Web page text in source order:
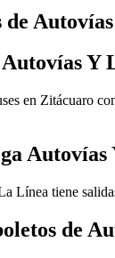
Autovías
en Zitácuaro
Línea tiene
de